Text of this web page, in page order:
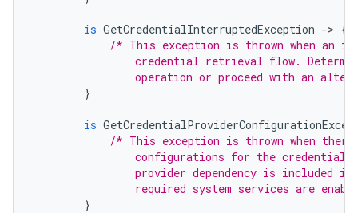
is GetCredentialInterruptedException -> {
/* This exception is thrown when an
credential retrieval flow.
operation or proceed with an
}
is
/* This exception is thrown when
configurations for the credential
provider dependency is included
required system services are
}